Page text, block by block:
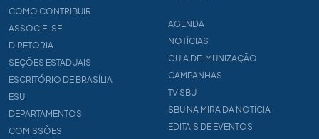
COMO CONTRIBUIR
ASSOCIE-SE
DIRETORIA
SEÇÕES ESTADUAIS
ESCRITÓRIO DE BRASÍLIA
ESU
DEPARTAMENTOS
COMISSÕES
AGENDA
NOTÍCIAS
GUIA DE IMUNIZAÇÃO
CAMPANHAS
TV SBU
SBU NA MIRA DA NOTÍCIA
EDITAIS DE EVENTOS